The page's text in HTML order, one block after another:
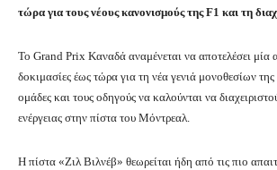
τώρα για τους νέους κανονισμούς της F1 και τη
Το Grand Prix Καναδά αναμένεται να αποτελέσει μία
δοκιμασίες έως τώρα για τη νέα γενιά μονοθεσίων της
ομάδες και τους οδηγούς να καλούνται να
ενέργειας στην πίστα του Μόντρεαλ.
Η πίστα «Ζιλ Βιλνέβ» θεωρείται ήδη από τις πιο